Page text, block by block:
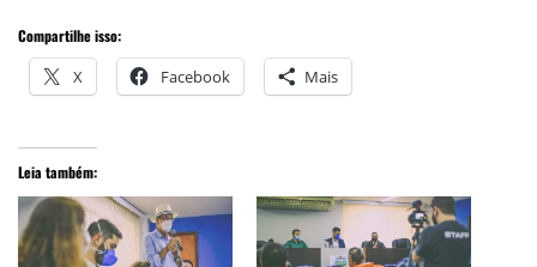
Compartilhe isso:
X Facebook Mais
Leia também: